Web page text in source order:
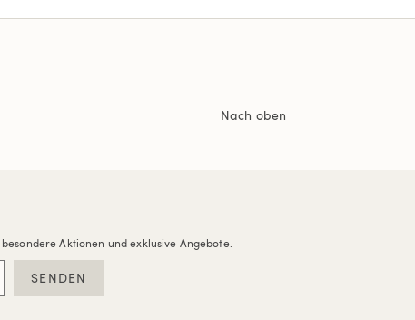
Nach oben
Aktionen und exklusive Angebote.
SENDEN